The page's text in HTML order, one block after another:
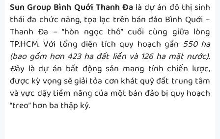
Sun Group Bình Quới Thanh Đalà dự án đô thị sinh
thái đa chức năng, tọa lạc trên bán đảo Bình Quới –
Thanh Đa – “hòn ngọc thô” cuối cùng giữa lòng
TP.HCM. Với tổng diện tích quy hoạch gần 550 ha
(bao gồm hơn 423 ha đất liền và 126 ha mặt nước).
Đây là dự án bất động sản mang tính chiến lược,
được kỳ vọng sẽ giải tỏa cơn khát quỹ đất trung tâm
và vực dậy tiềm năng của một bán đảo bị quy hoạch
“treo” hơn ba thập kỷ.